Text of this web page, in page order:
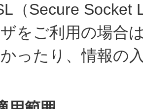
（Secure
をご利用の場合
ったり、情報の